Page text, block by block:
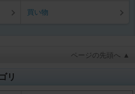
買い物
ページの先頭へ ▲
リ